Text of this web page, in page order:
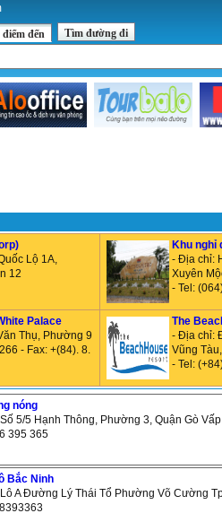
đến Tìm đường đi
Lộ 1A,
12
Khu
- Địa chỉ:
Xuyên
- Tel:
Palace
Thụ, Phường 9
- Fax: +(84). 8.
​The
- Địa chỉ:
Vũng
- Tel:
nóng
5/5 Hạnh Thông, Phường 3, Quận Gò Vấp
395 365
Bắc Ninh
A Đường Lý Thái Tổ Phường Võ Cường